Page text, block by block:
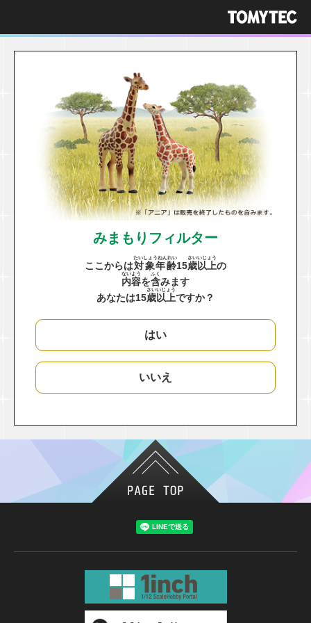
みまもりフィルター
ここからは対象年齢
たいしょうねんれい
15歳
さい
以上
いじょう
の
内容
ないよう
を含
ふく
みます
あなたは15歳
さい
以上
いじょう
ですか？
はい
いいえ